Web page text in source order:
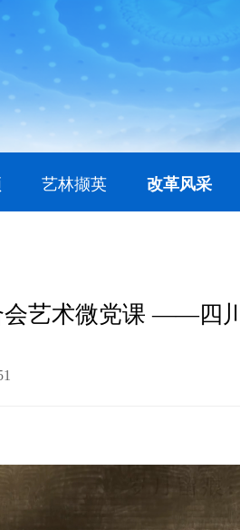
艺林撷英 改革风采
艺术微党课 ——四